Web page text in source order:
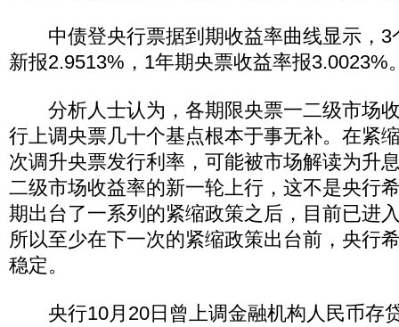
中债登央行票据到期收益率曲线显示，3
新报2.9513%，1年期央票收益率报3.0023%
分析人士认为，各期限央票一二级市场
行上调央票几十个基点根本于事无补。在紧
次调升央票发行利率，可能被市场解读为升
二级市场收益率的新一轮上行，这不是央行
期出台了一系列的紧缩政策之后，目前已进
所以至少在下一次的紧缩政策出台前，央行
稳定。
央行10月20日曾上调金融机构人民币存